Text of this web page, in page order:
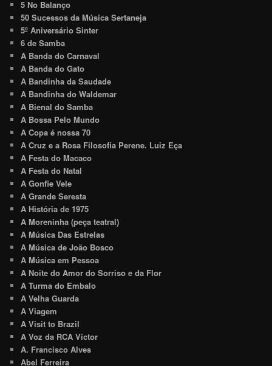
5 No Balanço
50 Sucessos da Música Sertaneja
5º Aniversário Sinter
6 de Samba
A Banda do Carnaval
A Banda do Gato
A Bandinha da Saudade
A Bandinha do Waldemar
A Bienal do Samba
A Bossa Pelo Mundo
A Copa é nossa 70
A Cruz e a Rosa Filosofia Perene. Luiz Eça
A Festa do Macaco
A Festa do Natal
A Gonfie Vele
A Grande Seresta
A História de 1975
A Moreninha (peça teatral)
A Música Das Estrelas
A Música de João Bosco
A Música em Pessoa
A Noite do Amor do Sorriso e da Flor
A Turma do Embalo
A Velha Guarda
A Viagem
A Visit to Brazil
A Voz da RCA Victor
A. Francisco Alves
Abel Ferreira